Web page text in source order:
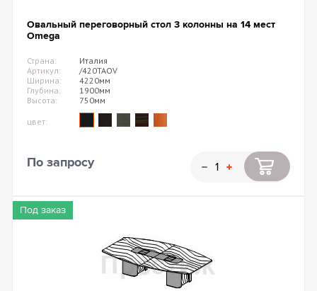
Овальный переговорный стол 3 колонны на 14 мест
Omega
Страна:
Италия
Артикул:
/420TAOV
Ширина:
4220мм
Глубина:
1900мм
Высота:
750мм
цвет:
По запросу
Под заказ